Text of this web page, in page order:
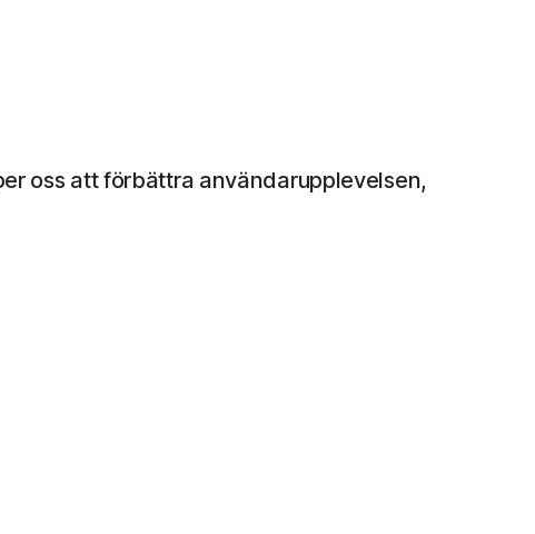
oss att förbättra användarupplevelsen,